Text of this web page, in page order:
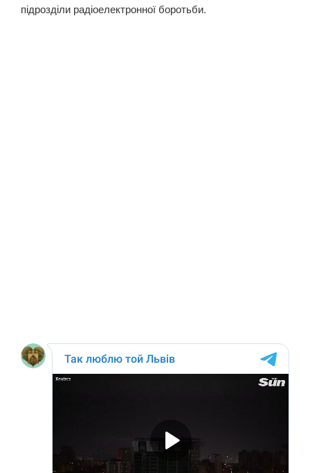
підрозділи радіоелектронної боротьби.